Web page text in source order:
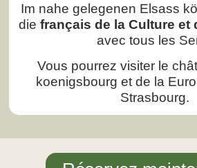
Im nahe gelegenen Elsass
die français de la Culture et
avec tous les
Vous pourrez visiter le
koenigsbourg et de la
Strasbourg.